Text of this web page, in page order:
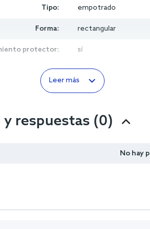
Tipo: empotrado
Forma: rectangular
protector: sí
Leer más
y respuestas (0)
No hay